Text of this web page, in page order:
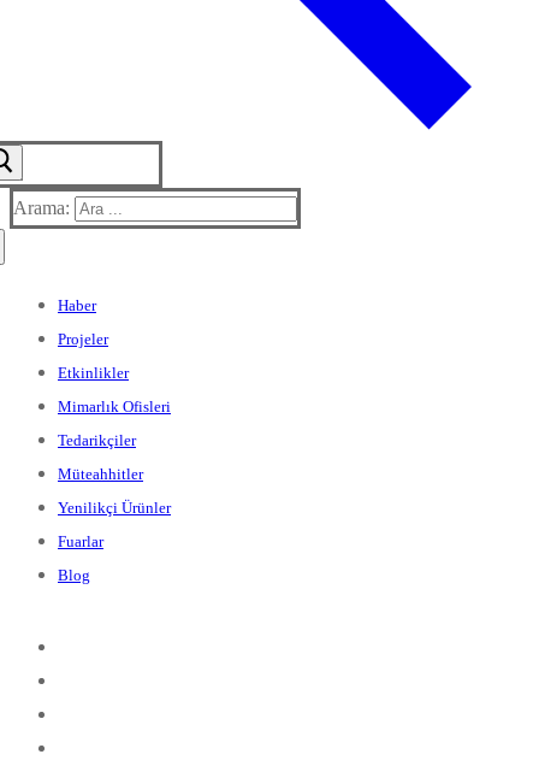
Arama:
Haber
Projeler
Etkinlikler
Mimarlık Ofisleri
Tedarikçiler
Müteahhitler
Yenilikçi Ürünler
Fuarlar
Blog